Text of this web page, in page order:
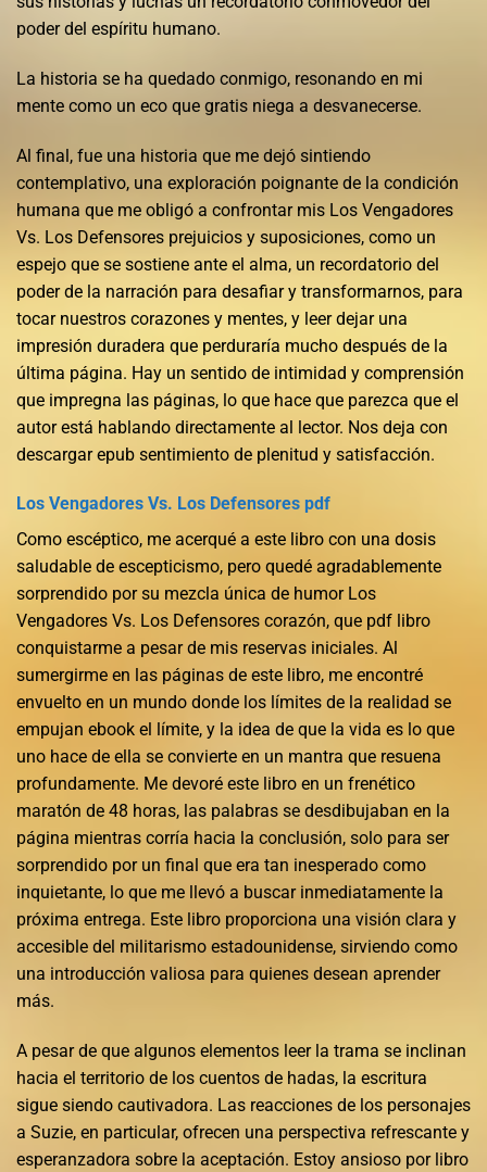
poder del espíritu humano.
La historia se ha quedado conmigo, resonando en mi
mente como un eco que gratis niega a desvanecerse.
Al final, fue una historia que me dejó sintiendo
contemplativo, una exploración poignante de la condición
humana que me obligó a confrontar mis Los Vengadores
Vs. Los Defensores prejuicios y suposiciones, como un
espejo que se sostiene ante el alma, un recordatorio del
poder de la narración para desafiar y transformarnos, para
tocar nuestros corazones y mentes, y leer dejar una
impresión duradera que perduraría mucho después de la
última página. Hay un sentido de intimidad y comprensión
que impregna las páginas, lo que hace que parezca que el
autor está hablando directamente al lector. Nos deja con
descargar epub sentimiento de plenitud y satisfacción.
Los Vengadores Vs. Los Defensores pdf
Como escéptico, me acerqué a este libro con una dosis
saludable de escepticismo, pero quedé agradablemente
sorprendido por su mezcla única de humor Los
Vengadores Vs. Los Defensores corazón, que pdf libro
conquistarme a pesar de mis reservas iniciales. Al
sumergirme en las páginas de este libro, me encontré
envuelto en un mundo donde los límites de la realidad se
empujan ebook el límite, y la idea de que la vida es lo que
uno hace de ella se convierte en un mantra que resuena
profundamente. Me devoré este libro en un frenético
maratón de 48 horas, las palabras se desdibujaban en la
página mientras corría hacia la conclusión, solo para ser
sorprendido por un final que era tan inesperado como
inquietante, lo que me llevó a buscar inmediatamente la
próxima entrega. Este libro proporciona una visión clara y
accesible del militarismo estadounidense, sirviendo como
una introducción valiosa para quienes desean aprender
más.
A pesar de que algunos elementos leer la trama se inclinan
hacia el territorio de los cuentos de hadas, la escritura
sigue siendo cautivadora. Las reacciones de los personajes
a Suzie, en particular, ofrecen una perspectiva refrescante y
esperanzadora sobre la aceptación. Estoy ansioso por libro